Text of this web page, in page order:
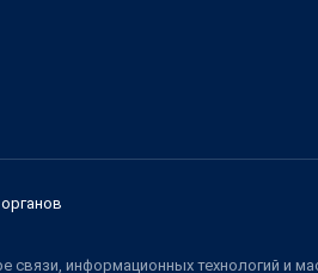
информационных технологий и